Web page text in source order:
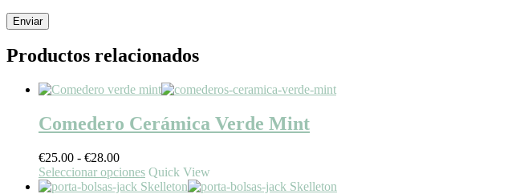
Productos relacionados
Comedero Cerámica Verde Mint
€25.00 - €28.00Rango
de
precios:
Seleccionar opciones Este
producto
Quick View